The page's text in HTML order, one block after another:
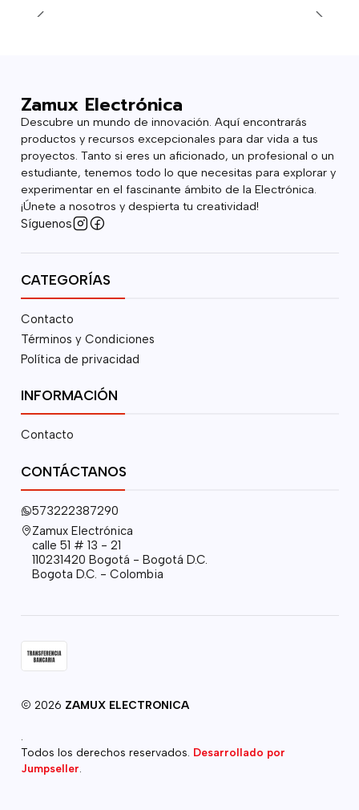
Zamux Electrónica
Descubre un mundo de innovación. Aquí encontrarás
productos y recursos excepcionales para dar vida a tus
proyectos. Tanto si eres un aficionado, un profesional o un
estudiante, tenemos todo lo que necesitas para explorar y
experimentar en el fascinante ámbito de la Electrónica.
¡Únete a nosotros y despierta tu creatividad!
Síguenos
CATEGORÍAS
Contacto
Términos y Condiciones
Política de privacidad
INFORMACIÓN
Contacto
CONTÁCTANOS
573222387290
Zamux Electrónica
calle 51 # 13 - 21
110231420 Bogotá - Bogotá D.C.
Bogota D.C. - Colombia
2026 ZAMUX ELECTRONICA
.
Todos los derechos reservados. Desarrollado por
Jumpseller.